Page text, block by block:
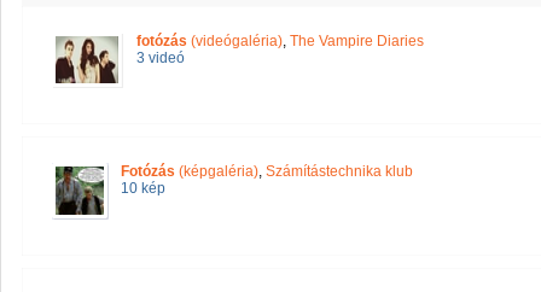
fotózás (videógaléria), The Vampire Diaries
3 videó
Fotózás (képgaléria), Számítástechnika klub
10 kép